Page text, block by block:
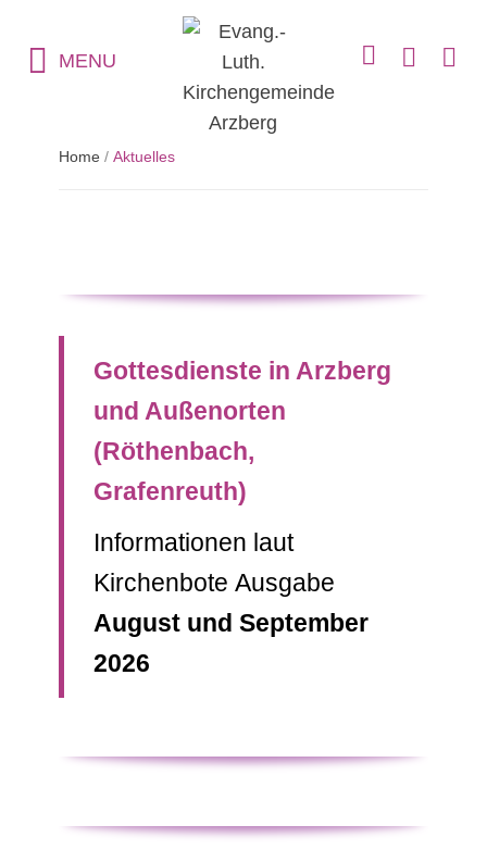
MENU
Home / Aktuelles
Gottesdienste in Arzberg
und Außenorten
(Röthenbach,
Grafenreuth)
Informationen laut
Kirchenbote Ausgabe
August und September
2026